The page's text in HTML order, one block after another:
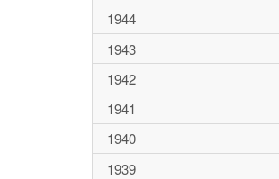
1944
1943
1942
1941
1940
1939